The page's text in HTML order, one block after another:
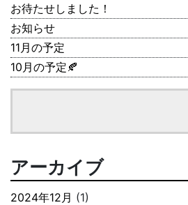
お待たせしました！
お知らせ
11月の予定
10月の予定🍂
アーカイブ
2024年12月 (1)